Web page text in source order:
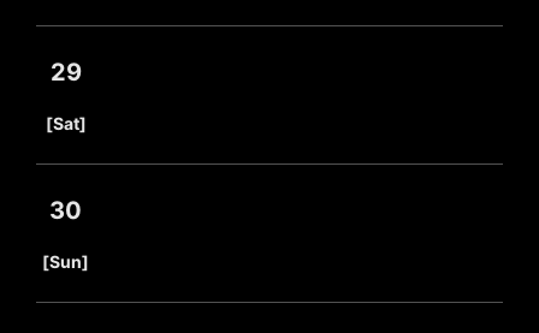
29
[Sat]
30
[Sun]